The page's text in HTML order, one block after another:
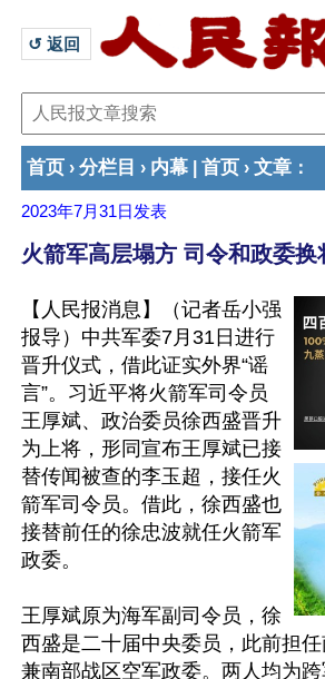
↺ 返回
首页 › 分栏目 › 内幕 首页 › 文章 ：
2023年7月31日 发表
火箭军高层塌方 司令和政委
【人民报消息】（记者岳小强
报导）中共军委7月31日进行
晋升仪式，借此证实外界“谣
言”。习近平将火箭军司令员
王厚斌、政治委员徐西盛晋升
为上将，形同宣布王厚斌已接
替传闻被查的李玉超，接任火
箭军司令员。借此，徐西盛也
接替前任的徐忠波就任火箭军
政委。
王厚斌原为海军副司令员，徐
西盛是二十届中央委员，此前担
兼南部战区空军政委。两人均为